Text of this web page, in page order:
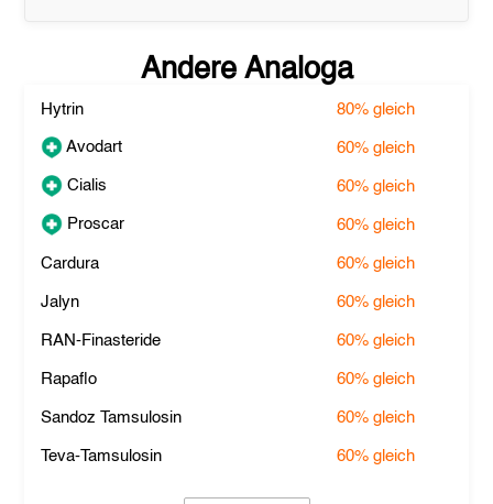
Andere Analoga
Hytrin 80%gleich
Avodart 60%gleich
Cialis 60%gleich
Proscar 60%gleich
Cardura 60%gleich
Jalyn 60%gleich
RAN-Finasteride 60%gleich
Rapaflo 60%gleich
Sandoz Tamsulosin 60%gleich
Teva-Tamsulosin 60%gleich